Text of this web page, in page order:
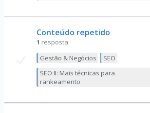
Conteúdo repetido
1 resposta
Gestão & Negócios
SEO
SEO II: Mais técnicas para
rankeamento